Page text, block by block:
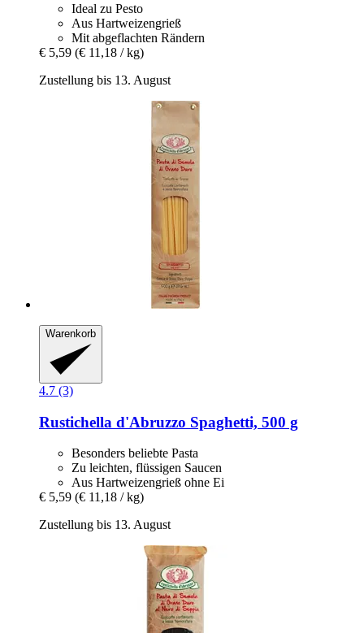
Ideal zu Pesto
Aus Hartweizengrieß
Mit abgeflachten Rändern
€ 5,59 (€ 11,18 / kg)
Zustellung bis 13. August
Warenkorb
4.7 (3)
Rustichella d'Abruzzo Spaghetti, 500 g
Besonders beliebte Pasta
Zu leichten, flüssigen Saucen
Aus Hartweizengrieß ohne Ei
€ 5,59 (€ 11,18 / kg)
Zustellung bis 13. August